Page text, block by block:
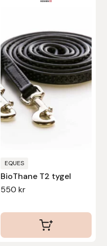
EQUES
BioThane T2 tygel
550 kr
har
flera
varianter.
De
olika
alternativen
kan
produktsidan